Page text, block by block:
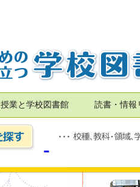
授業と学校図書館 読書・情報